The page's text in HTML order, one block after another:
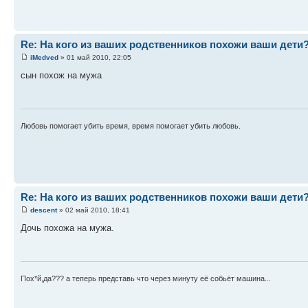
Re: На кого из ваших родственников похожи ваши
iMedved » 01 май 2010, 22:05
сын похож на мужа
Любовь помогает убить время, время помогает убить любовь.
Re: На кого из ваших родственников похожи ваши
descent» 02 май 2010, 18:41
Дочь похожа на мужа.
Пох*й,да??? а теперь представь что через минуту её собьёт машина...